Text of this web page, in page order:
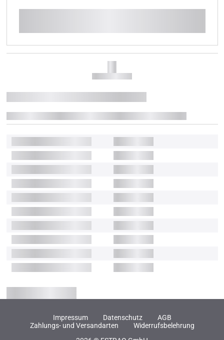
Impressum Datenschutz
AGB
Zahlungs- und Versandarten
Widerrufsbelehrung